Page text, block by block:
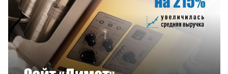
Смотреть проект